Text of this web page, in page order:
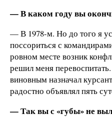
— В каком году вы
— В 1978-м. Но до того я
поссориться с
ровном месте возник
решил меня
виновным назначал
радостно объявлял пять
— Так вы с «губы» не